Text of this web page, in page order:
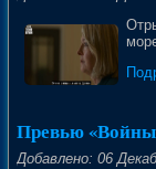
Превью
Добавлено: 06